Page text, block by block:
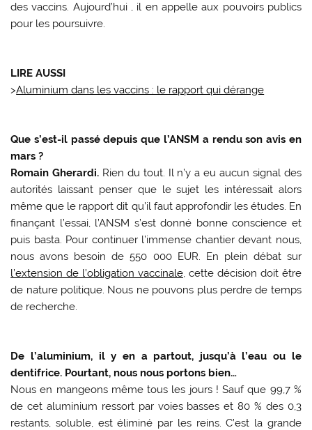
des vaccins. Aujourd’hui , il en appelle aux pouvoirs publics
pour les poursuivre.
LIRE AUSSI
>Aluminium dans les vaccins : le rapport qui dérange
Que s’est-il passé depuis que l’ANSM a rendu son avis en
mars ?
Romain Gherardi. Rien du tout. Il n’y a eu aucun signal des
autorités laissant penser que le sujet les intéressait alors
même que le rapport dit qu’il faut approfondir les études. En
finançant l’essai, l’ANSM s’est donné bonne conscience et
puis basta. Pour continuer l’immense chantier devant nous,
nous avons besoin de 550 000 EUR. En plein débat sur
l’extension de l’obligation vaccinale, cette décision doit être
de nature politique. Nous ne pouvons plus perdre de temps
de recherche.
De l’aluminium, il y en a partout, jusqu’à l’eau ou le
dentifrice. Pourtant, nous nous portons bien…
Nous en mangeons même tous les jours ! Sauf que 99,7 %
de cet aluminium ressort par voies basses et 80 % des 0,3
restants, soluble, est éliminé par les reins. C’est la grande